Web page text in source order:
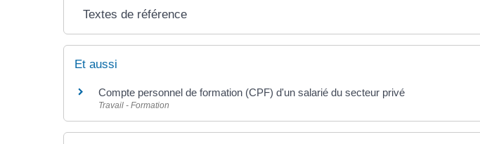
Textes de référence
Et aussi
Compte personnel de formation (CPF) d'un salarié du secteur privé
Travail - Formation